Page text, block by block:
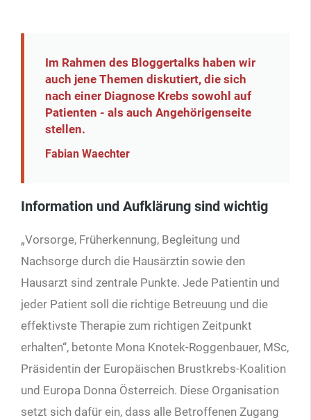
Im Rahmen des Bloggertalks haben wir
auch jene Themen diskutiert, die sich
nach einer Diagnose Krebs sowohl auf
Patienten - als auch Ange­hörigenseite
stellen.
Fabian Waechter
Information und Aufklärung sind wichtig
„Vorsorge, Früherkennung, Begleitung und
Nachsorge durch die Hausärztin sowie den
Hausarzt sind zentrale Punkte. Jede Patientin und
jeder Patient soll die richtige Betreuung und die
effektivste Therapie zum richtigen Zeitpunkt
erhalten“, betonte Mona Knotek-Roggenbauer, MSc,
Präsidentin der Europäischen Brustkrebs-Koalition
und Europa Donna Österreich. Diese Organisation
setzt sich dafür ein, dass alle Betroffenen Zugang